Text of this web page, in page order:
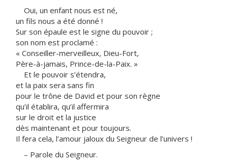
Oui, un enfant nous est né,
un fils nous a été donné !
Sur son épaule est le signe du pouvoir ;
son nom est proclamé :
« Conseiller-merveilleux, Dieu-Fort,
Père-à-jamais, Prince-de-la-Paix. »
Et le pouvoir s’étendra,
et la paix sera sans fin
pour le trône de David et pour son règne
qu’il établira, qu’il affermira
sur le droit et la justice
dès maintenant et pour toujours.
Il fera cela, l’amour jaloux du Seigneur de l’univers !
– Parole du Seigneur.